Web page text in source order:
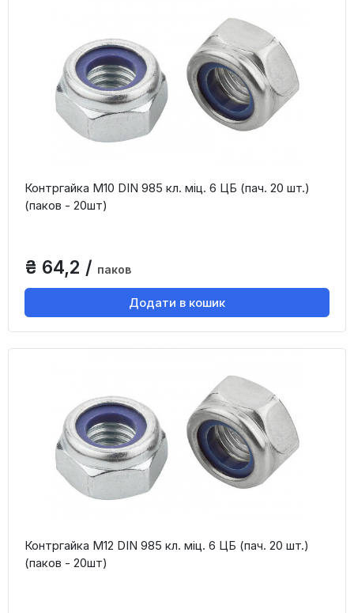
Контргайка М10 DIN 985 кл. міц. 6 ЦБ (пач. 20 шт.)
(паков - 20шт)
₴ 64,2 / паков
Додати в кошик
Контргайка М12 DIN 985 кл. міц. 6 ЦБ (пач. 20 шт.)
(паков - 20шт)